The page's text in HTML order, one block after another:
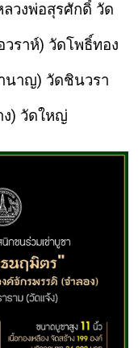
วงพ่อสุรศักดิ์ วัด
ราห์) วัดโพธิ์ทอง
นาญ) วัดชินวรา
) วัดใหญ่